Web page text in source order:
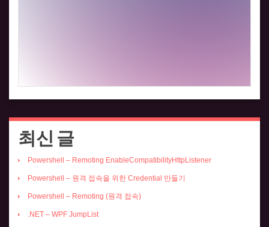
최신 글
Powershell – Remoting EnableCompatibilityHttpListener
Powershell – 원격 접속을 위한 Credential 만들기
Powershell – Remoting (원격 접속)
.NET – WPF JumpList